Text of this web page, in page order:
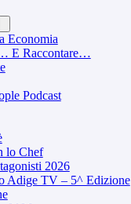
Economia
E Raccontare…
Podcast
lo Chef
2026
Adige TV – 5^ Edizione